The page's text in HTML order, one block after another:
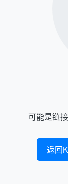
可能是链
返回